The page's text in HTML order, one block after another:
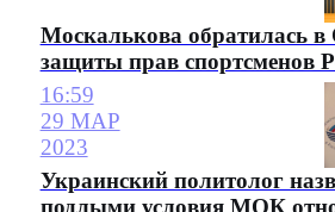
Москалькова обратилась
защиты прав спортсменов
16:59
29 МАР
2023
Украинский политолог
подлыми условия МОК